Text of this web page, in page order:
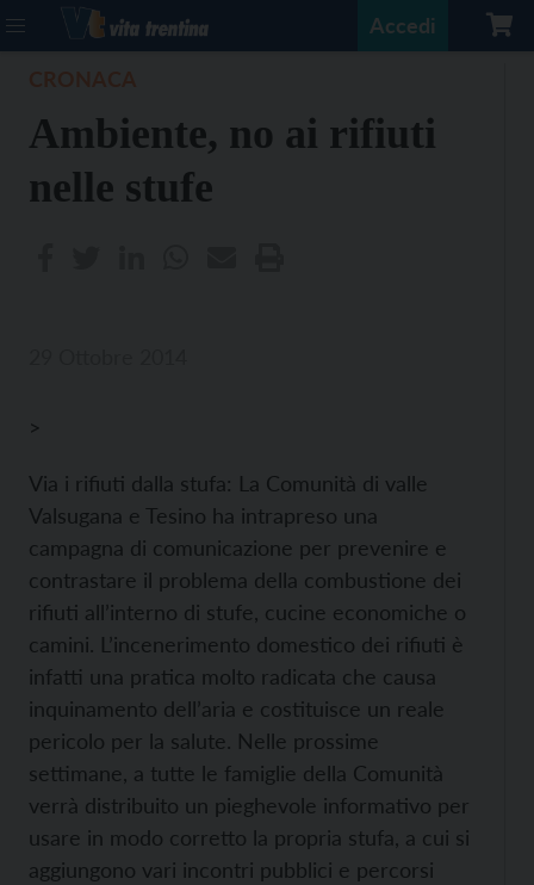
Accedi
Ambiente, no ai rifiuti
nelle stufe
>
Via i rifiuti dalla stufa: La Comunità di valle
Valsugana e Tesino ha intrapreso una
campagna di comunicazione per prevenire e
contrastare il problema della combustione dei
rifiuti all’interno di stufe, cucine economiche o
camini. L’incenerimento domestico dei rifiuti è
infatti una pratica molto radicata che causa
inquinamento dell’aria e costituisce un reale
pericolo per la salute. Nelle prossime
settimane, a tutte le famiglie della Comunità
verrà distribuito un pieghevole informativo per
usare in modo corretto la propria stufa, a cui si
aggiungono vari incontri pubblici e percorsi